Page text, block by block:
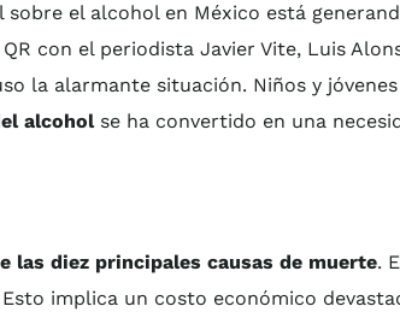
el alcohol en México está
con el periodista Javier Vite, Luis
la alarmante situación. Niños y
alcoholse ha convertido en una
las diez principales causas de muerte.
implica un costo económico